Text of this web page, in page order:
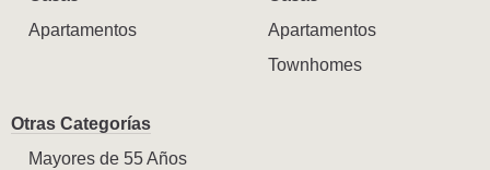
Apartamentos
Apartamentos
Townhomes
Otras Categorías
Mayores de 55 Años